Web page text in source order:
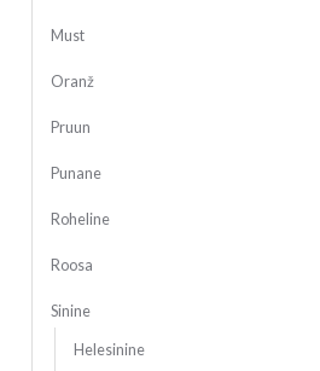
Must
Oranž
Pruun
Punane
Roheline
Roosa
Sinine
Helesinine